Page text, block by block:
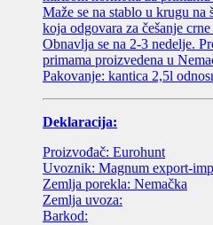
Maže se na stablo u krugu
koja odgovara za češanje
Obnavlja se na 2-3 nedelje.
primama proizvedena u
Pakovanje: kantica 2,5l
Deklaracija:
Proizvođač: Eurohunt
Uvoznik: Magnum export-
Zemlja porekla: Nemačka
Zemlja uvoza:
Barkod: